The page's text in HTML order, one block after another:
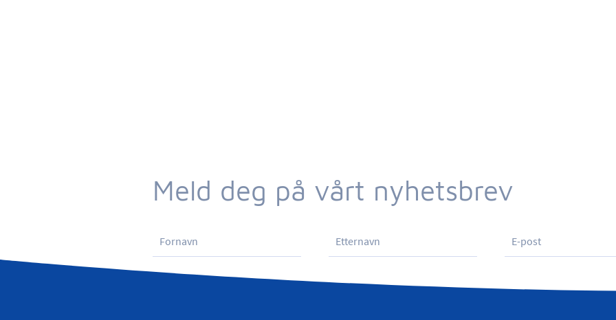
Meld deg på vårt nyhetsbrev